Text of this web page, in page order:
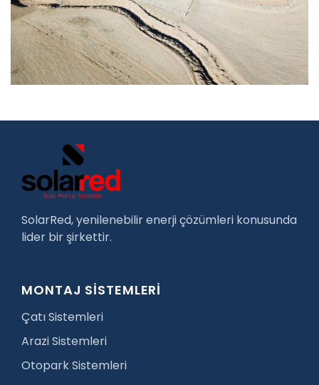
SolarRed, yenilenebilir enerji çözümleri konusunda
lider bir şirkettir.
MONTAJ SİSTEMLERİ
Çatı Sistemleri
Arazi Sistemleri
Otopark Sistemleri